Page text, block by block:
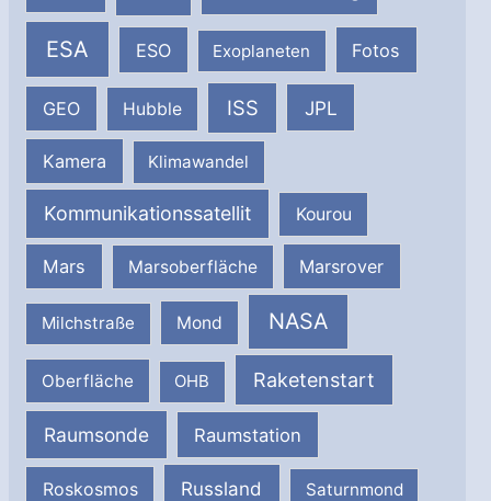
ESA ESO Exoplaneten Fotos
GEO Hubble ISS JPL
Kamera Klimawandel
Kommunikationssatellit Kourou
Mars Marsoberfläche Marsrover
Milchstraße Mond NASA
Oberfläche OHB Raketenstart
Raumsonde Raumstation
Roskosmos Russland Saturnmond